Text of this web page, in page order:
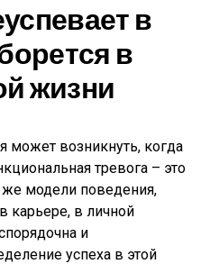
в
в
жизни
может возникнуть, когда
тревога – это
же модели поведения,
карьере, в личной
и
успеха в этой